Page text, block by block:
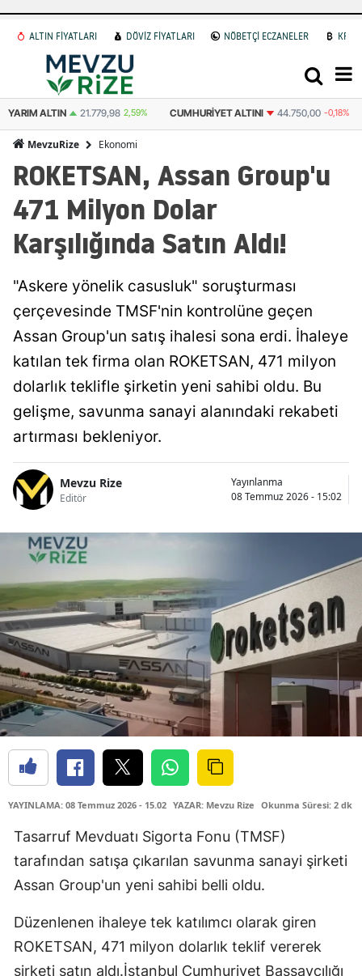
ALTIN FİYATLARI DÖVİZ FİYATLARI NÖBETÇİ ECZANELER
YARIM ALTIN 21.779,98 2,59% CUMHURIYET ALTINI 44.750,00 -0,18%
MevzuRize Ekonomi
ROKETSAN, Assan Group'u
471 Milyon Dolar
Karşılığında Satın Aldı!
"Askere yönelik casusluk" soruşturması
çerçevesinde TMSF'nin kontrolüne geçen
Assan Group'un satış ihalesi sona erdi. İhaleye
katılan tek firma olan ROKETSAN, 471 milyon
dolarlık teklifle şirketin yeni sahibi oldu. Bu
gelişme, savunma sanayi alanındaki rekabeti
artırması bekleniyor.
Mevzu Rize
Editör
Yayınlanma
08 Temmuz 2026 - 15:02
YAYINLAMA: 08 Temmuz 2026 - 15.02 YAZAR: Mevzu Rize Okunma Süresi: 2 dk
Tasarruf Mevduatı Sigorta Fonu (TMSF)
tarafından satışa çıkarılan savunma sanayi şirketi
Assan Group'un yeni sahibi belli oldu.
Düzenlenen ihaleye tek katılımcı olarak giren
ROKETSAN, 471 milyon dolarlık teklif vererek
şirketi satın aldı.İstanbul Cumhuriyet Başsavcılığı